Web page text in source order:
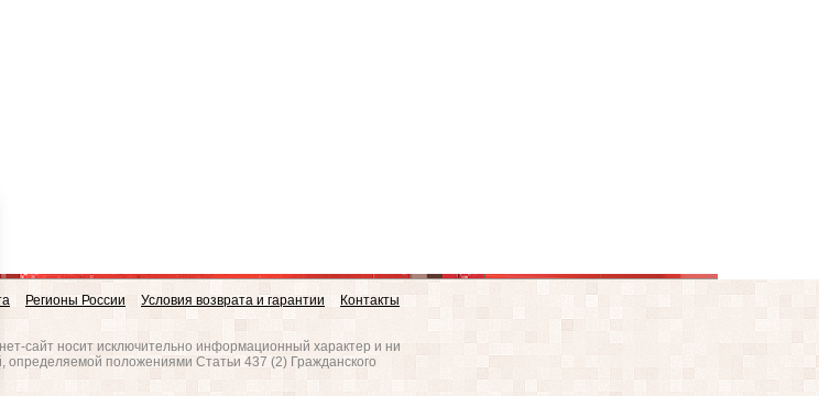
Регионы России Условия возврата и гарантии
Контакты
сайт носит исключительно информационный характер и ни
определяемой положениями Статьи 437 (2) Гражданского